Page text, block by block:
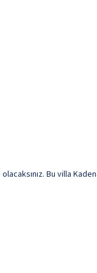
Bu villa